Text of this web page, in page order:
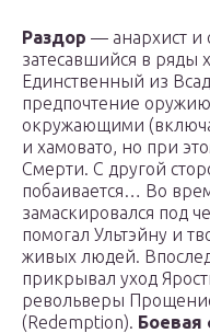
Раздор — анархист и
затесавшийся в ряды
Единственный из
предпочтение
окружающими
и хамовато, но при
Смерти. С другой
побаивается… Во
замаскировался под
помогал Ультэйну и
живых людей.
прикрывал уход
револьверы
(Redemption). Боевая